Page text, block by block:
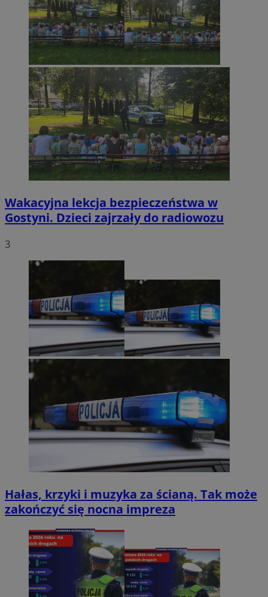
Wakacyjna lekcja bezpieczeństwa w
Gostyni. Dzieci zajrzały do radiowozu
3
Hałas, krzyki i muzyka za ścianą. Tak może
zakończyć się nocna impreza